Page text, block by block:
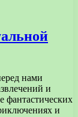
нами
и
фантастических
и